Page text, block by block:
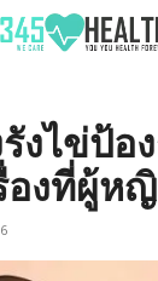
งไข่ป้อ
องที่ผู้ห